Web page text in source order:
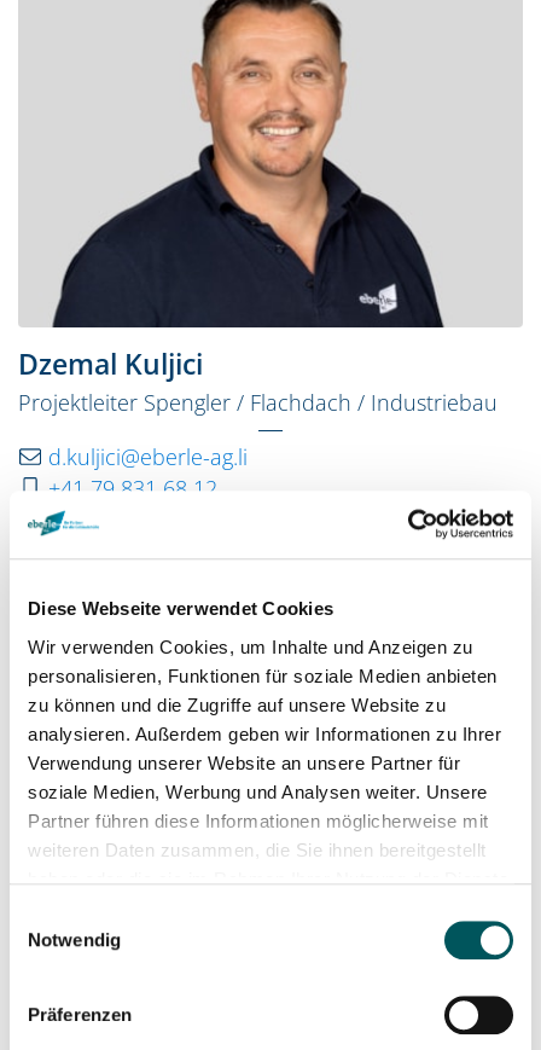
Diese Webseite verwendet Cookies
Wir verwenden Cookies, um Inhalte und Anzeigen zu
personalisieren, Funktionen für soziale Medien anbieten
zu können und die Zugriffe auf unsere Website zu
analysieren. Außerdem geben wir Informationen zu Ihrer
Verwendung unserer Website an unsere Partner für
soziale Medien, Werbung und Analysen weiter. Unsere
Partner führen diese Informationen möglicherweise mit
weiteren Daten zusammen, die Sie ihnen bereitgestellt
Notwendig
Präferenzen
Dzemal Kuljici
Projektleiter Spengler / Flachdach / Industriebau
d.kuljici@eberle-ag.li
+41 79 831 68 12
+423 232 45 73